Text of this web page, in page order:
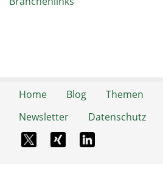
Home Blog Themen
Newsletter
Datenschutz
X-TwitterXing